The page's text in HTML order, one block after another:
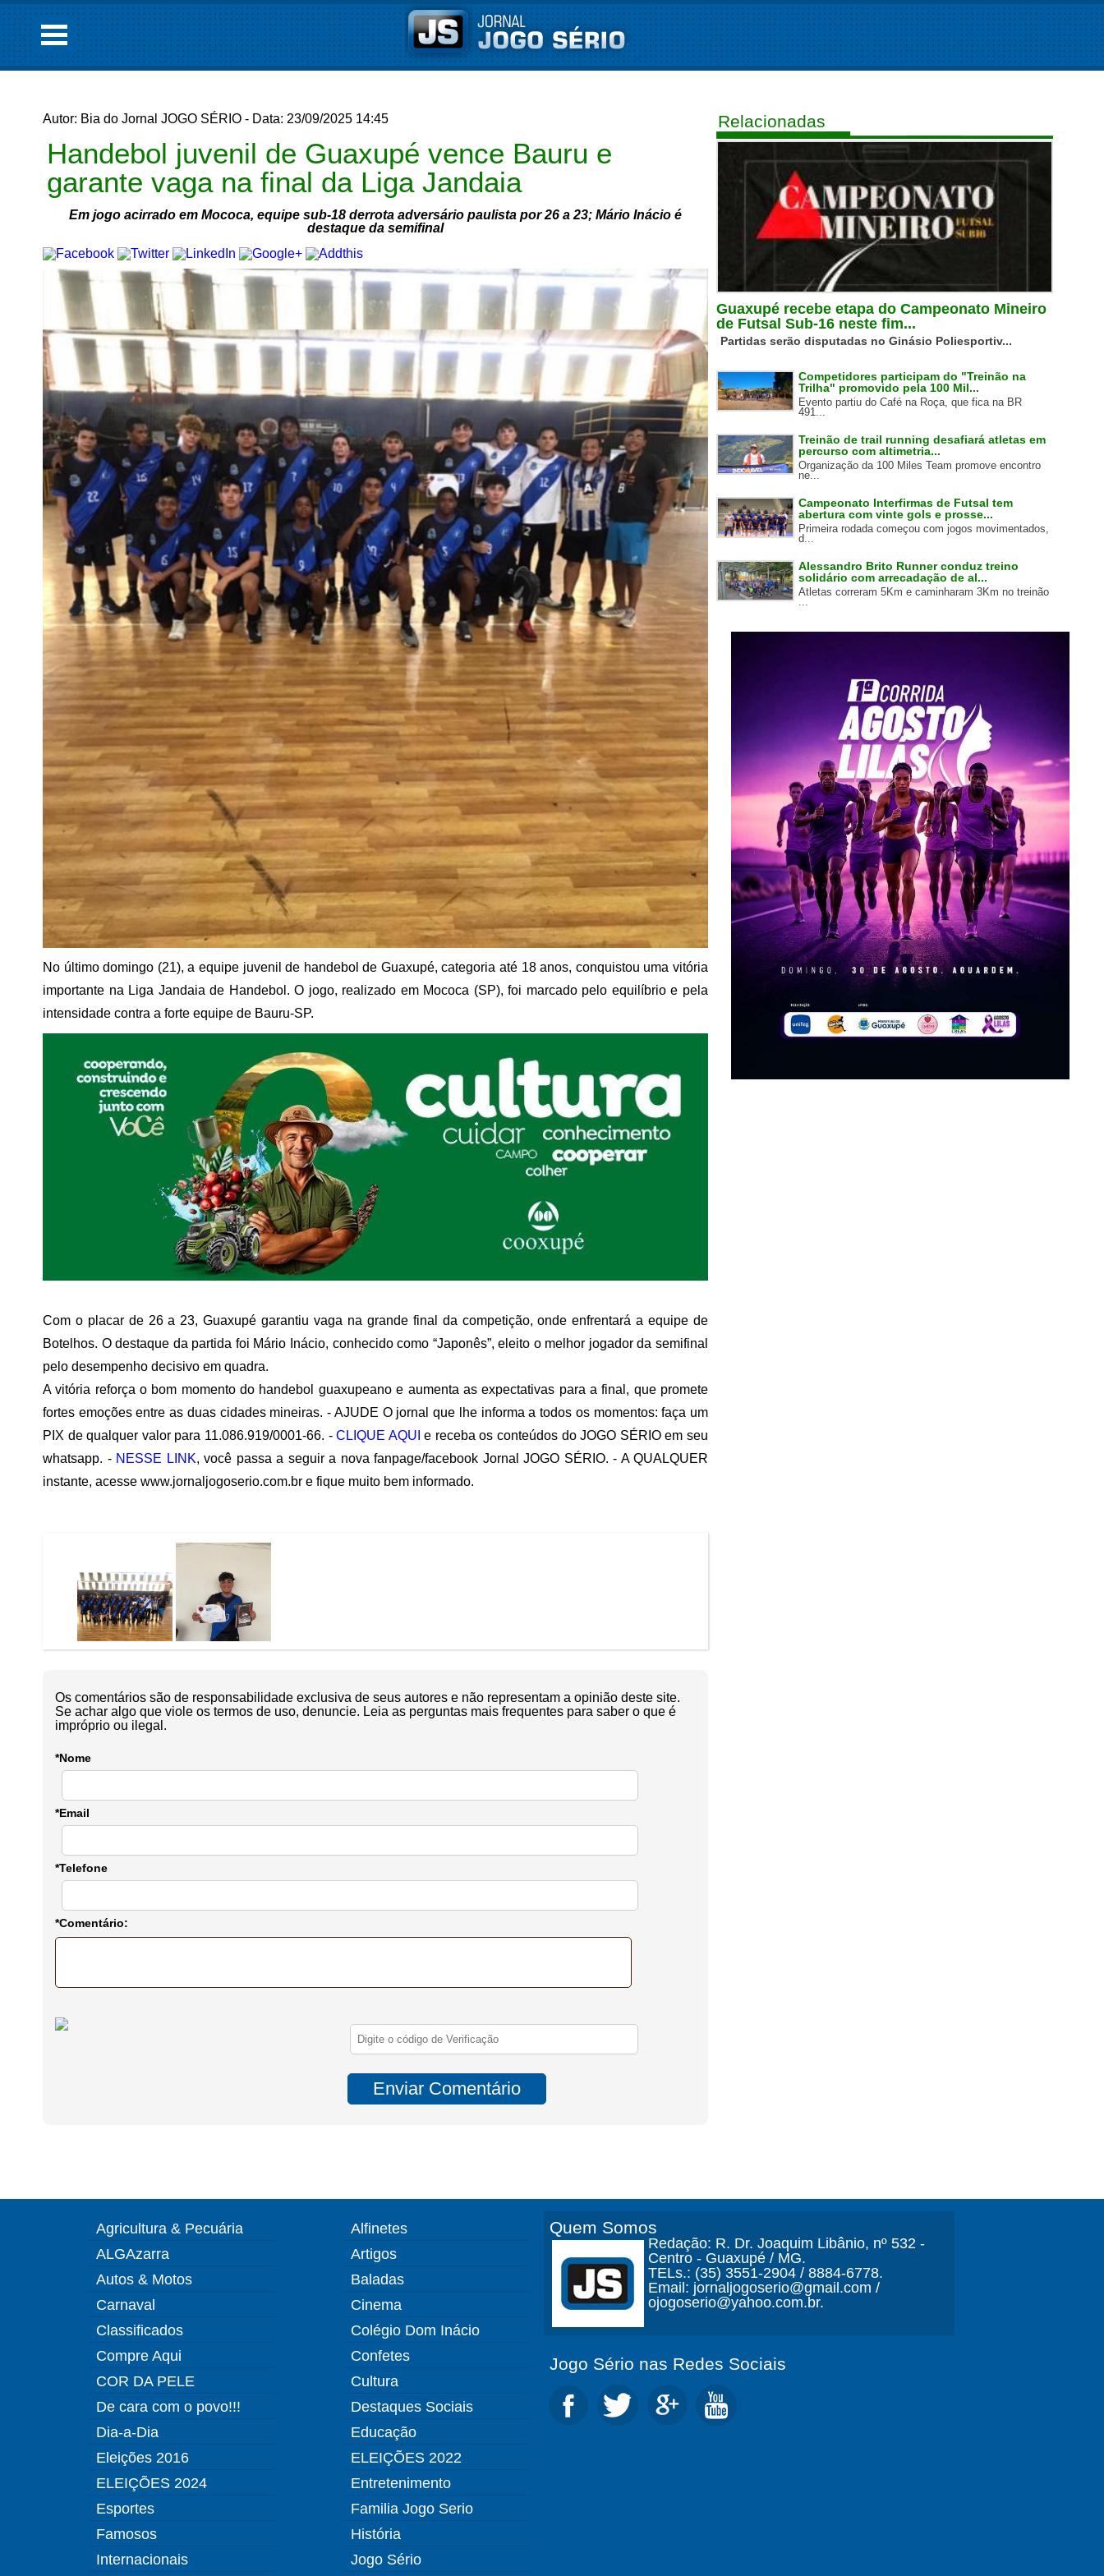
Autor: Bia do Jornal JOGO SÉRIO - Data: 23/09/2025 14:45
Handebol juvenil de Guaxupé vence Bauru e
garante vaga na final da Liga Jandaia
Em jogo acirrado em Mococa, equipe sub-18 derrota adversário paulista por 26 a 23; Mário Inácio é
destaque da semifinal
No último domingo (21), a equipe juvenil de handebol de Guaxupé, categoria até 18 anos, conquistou uma vitória
importante na Liga Jandaia de Handebol. O jogo, realizado em Mococa (SP), foi marcado pelo equilíbrio e pela
intensidade contra a forte equipe de Bauru-SP.
Com o placar de 26 a 23, Guaxupé garantiu vaga na grande final da competição, onde enfrentará a equipe de
Botelhos. O destaque da partida foi Mário Inácio, conhecido como “Japonês”, eleito o melhor jogador da semifinal
pelo desempenho decisivo em quadra.
A vitória reforça o bom momento do handebol guaxupeano e aumenta as expectativas para a final, que promete
fortes emoções entre as duas cidades mineiras. - AJUDE O jornal que lhe informa a todos os momentos: faça um
PIX de qualquer valor para 11.086.919/0001-66. -CLIQUE AQUI e receba os conteúdos do JOGO SÉRIO em seu
whatsapp. - NESSE LINK, você passa a seguir a nova fanpage/facebook Jornal JOGO SÉRIO. - A QUALQUER
instante, acesse www.jornaljogoserio.com.br e fique muito bem informado.
Os comentários são de responsabilidade exclusiva de seus autores e não representam a opinião deste site.
Se achar algo que viole os termos de uso, denuncie. Leia as perguntas mais frequentes para saber o que é
impróprio ou ilegal.
*Nome
*Email
*Telefone
*Comentário:
Relacionadas
Guaxupé recebe etapa do Campeonato Mineiro
de Futsal Sub-16 neste fim...
Partidas serão disputadas no Ginásio Poliesportiv...
Competidores participam do "Treinão na
Trilha" promovido pela 100 Mil...
Evento partiu do Café na Roça, que fica na BR
491...
Treinão de trail running desafiará atletas em
percurso com altimetria...
Organização da 100 Miles Team promove encontro
ne...
Campeonato Interfirmas de Futsal tem
abertura com vinte gols e prosse...
Primeira rodada começou com jogos movimentados,
d...
Alessandro Brito Runner conduz treino
solidário com arrecadação de al...
Atletas correram 5Km e caminharam 3Km no treinão
...
Agricultura & Pecuária
ALGAzarra
Autos & Motos
Carnaval
Classificados
Compre Aqui
COR DA PELE
De cara com o povo!!!
Dia-a-Dia
Eleições 2016
ELEIÇÕES 2024
Esportes
Famosos
Internacionais
Alfinetes
Artigos
Baladas
Cinema
Colégio Dom Inácio
Confetes
Cultura
Destaques Sociais
Educação
ELEIÇÕES 2022
Entretenimento
Familia Jogo Serio
História
Jogo Sério
Quem Somos
Redação: R. Dr. Joaquim Libânio, nº 532 -
Centro - Guaxupé / MG.
TELs.: (35) 3551-2904 / 8884-6778.
Email: jornaljogoserio@gmail.com /
ojogoserio@yahoo.com.br.
Jogo Sério nas Redes Sociais